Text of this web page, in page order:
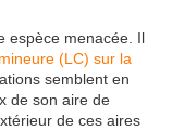
espèce menacée. Il
(LC) sur la
semblent en
de son aire de
de ces aires